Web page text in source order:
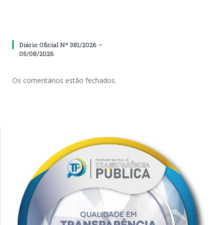
Diário Oficial Nº 381/2026 –
05/08/2026
Os comentários estão fechados.